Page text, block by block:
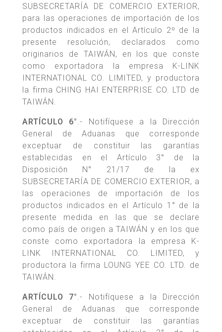
SUBSECRETARÍA DE COMERCIO EXTERIOR,
para las operaciones de importación de los
productos indicados en el Artículo 2º de la
presente resolución, declarados como
originarios de TAIWÁN, en los que conste
como exportadora la empresa K-LINK
INTERNATIONAL CO. LIMITED, y productora
la firma CHING HAI ENTERPRISE CO. LTD de
TAIWÁN.
ARTÍCULO 6° .- Notifíquese a la Dirección
General de Aduanas que corresponde
exceptuar de constituir las garantías
establecidas en el Artículo 3° de la
Disposición N° 21/17 de la ex
SUBSECRETARÍA DE COMERCIO EXTERIOR, a
las operaciones de importación de los
productos indicados en el Artículo 1° de la
presente medida en las que se declare
como país de origen a TAIWÁN y en los que
conste como exportadora la empresa K-
LINK INTERNATIONAL CO. LIMITED, y
productora la firma LOUNG YEE CO. LTD. de
TAIWÁN.
ARTÍCULO 7° .- Notifíquese a la Dirección
General de Aduanas que corresponde
exceptuar de constituir las garantías